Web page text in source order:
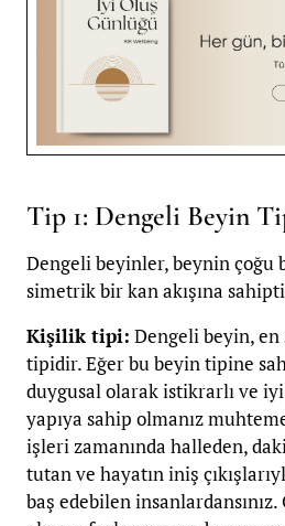
Tip 1: Dengeli Beyin
Dengeli beyinler, beynin çoğu
simetrik bir kan akışına
Kişilik tipi: Dengeli beyin, en
tipidir. Eğer bu beyin tipine
duygusal olarak istikrarlı ve
yapıya sahip olmanız
işleri zamanında halleden,
tutan ve hayatın iniş
baş edebilen